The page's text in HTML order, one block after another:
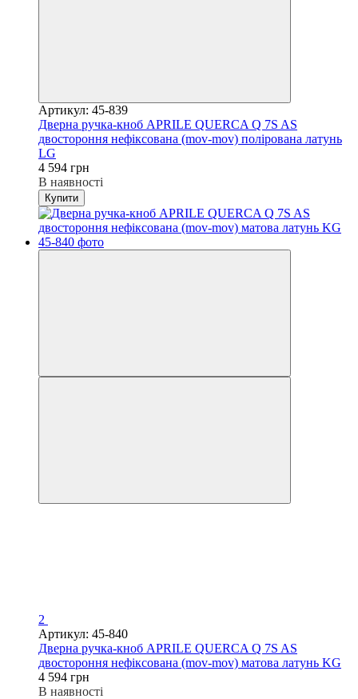
Артикул: 45-839
Дверна ручка-кноб APRILE QUERCA Q 7S AS
двостороння нефіксована (mov-mov) полірована латунь
LG
4 594 грн
В наявності
Купити
2
Артикул: 45-840
Дверна ручка-кноб APRILE QUERCA Q 7S AS
двостороння нефіксована (mov-mov) матова латунь KG
4 594 грн
В наявності